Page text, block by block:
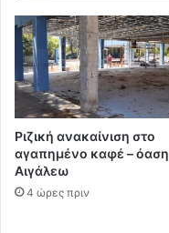
Ριζική ανακαίνιση στο
αγαπημένο καφέ –
Αιγάλεω
4 ώρες πριν